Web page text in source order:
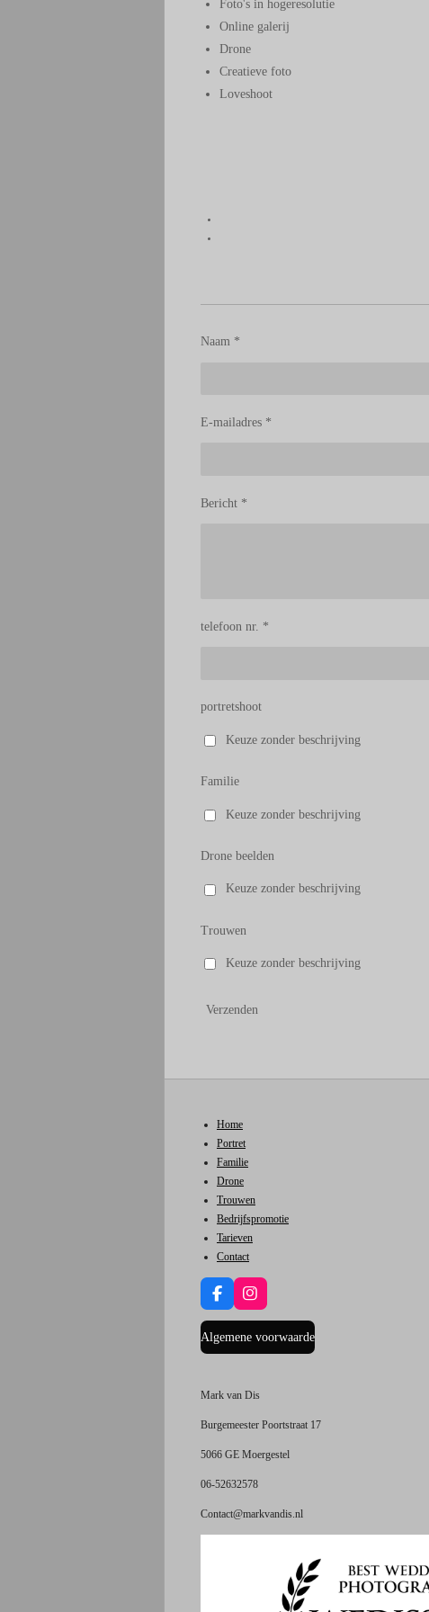
Foto's in hogeresolutie
Online galerij
Drone
Creatieve foto
Loveshoot
Naam *
E-mailadres *
Bericht *
telefoon nr. *
portretshoot
Keuze zonder beschrijving
Familie
Keuze zonder beschrijving
Drone beelden
Keuze zonder beschrijving
Trouwen
Keuze zonder beschrijving
Verzenden
Home
Portret
Familie
Drone
Trouwen
Bedrijfspromotie
Tarieven
Contact
F
a
e
b
k
I
n
t
a
a
Algemene voorwaarde
Mark van Dis
Burgemeester Poortstraat 17
5066 GE Moergestel
06-52632578
Contact@markvandis.nl